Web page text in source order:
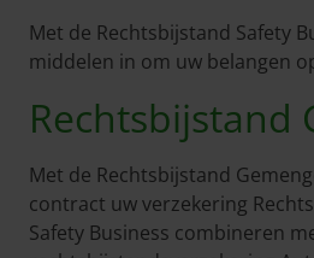
Met de Rechtsbijstand Safety
middelen in om uw belangen
Rechtsbijstand
Met de Rechtsbijstand
contract uw verzekering
Safety Business combineren